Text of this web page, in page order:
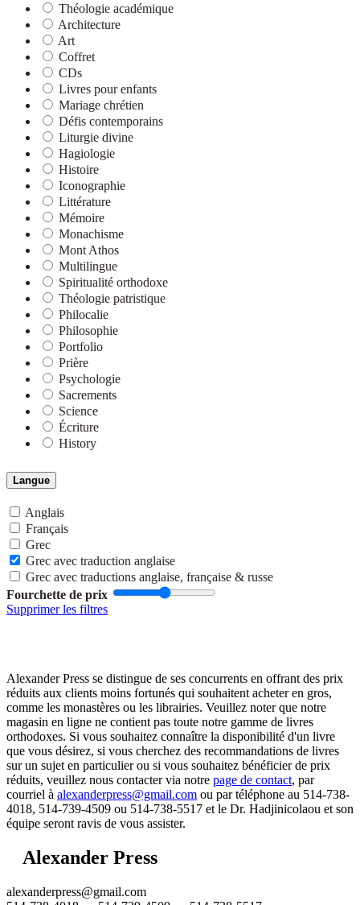
Théologie académique
Architecture
Art
Coffret
CDs
Livres pour enfants
Mariage chrétien
Défis contemporains
Liturgie divine
Hagiologie
Histoire
Iconographie
Littérature
Mémoire
Monachisme
Mont Athos
Multilingue
Spiritualité orthodoxe
Théologie patristique
Philocalie
Philosophie
Portfolio
Prière
Psychologie
Sacrements
Science
Écriture
History
Langue
Anglais
Français
Grec
Grec avec traduction anglaise
Grec avec traductions anglaise, française & russe
Fourchette de prix
Supprimer les filtres
Alexander Press se distingue de ses concurrents en offrant des prix
réduits aux clients moins fortunés qui souhaitent acheter en gros,
comme les monastères ou les librairies. Veuillez noter que notre
magasin en ligne ne contient pas toute notre gamme de livres
orthodoxes. Si vous souhaitez connaître la disponibilité d'un livre
que vous désirez, si vous cherchez des recommandations de livres
sur un sujet en particulier ou si vous souhaitez bénéficier de prix
réduits, veuillez nous contacter via notre page de contact​, par
courriel à alexanderpress@gmail.com ou par téléphone au 514-738-
4018, 514-739-4509 ou 514-738-5517 et le Dr. Hadjinicolaou et son
équipe seront ravis de vous assister.
Alexander Press
alexanderpress@gmail.com